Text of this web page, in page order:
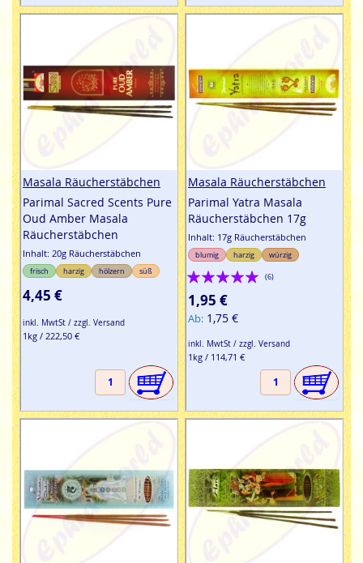
Masala Räucherstäbchen
Parimal Sacred Scents Pure
Oud Amber Masala
Räucherstäbchen
Inhalt: 20g Räucherstäbchen
frisch harzig hölzern süß
4,45 €
inkl. MwtSt / zzgl. Versand
1kg / 222,50 €
Masala Räucherstäbchen
Parimal Yatra Masala
Räucherstäbchen 17g
Inhalt: 17g Räucherstäbchen
blumig harzig würzig
Bewertung:
100%
(6)
1,95 €
Ab 1,75 €
inkl. MwtSt / zzgl. Versand
1kg / 114,71 €